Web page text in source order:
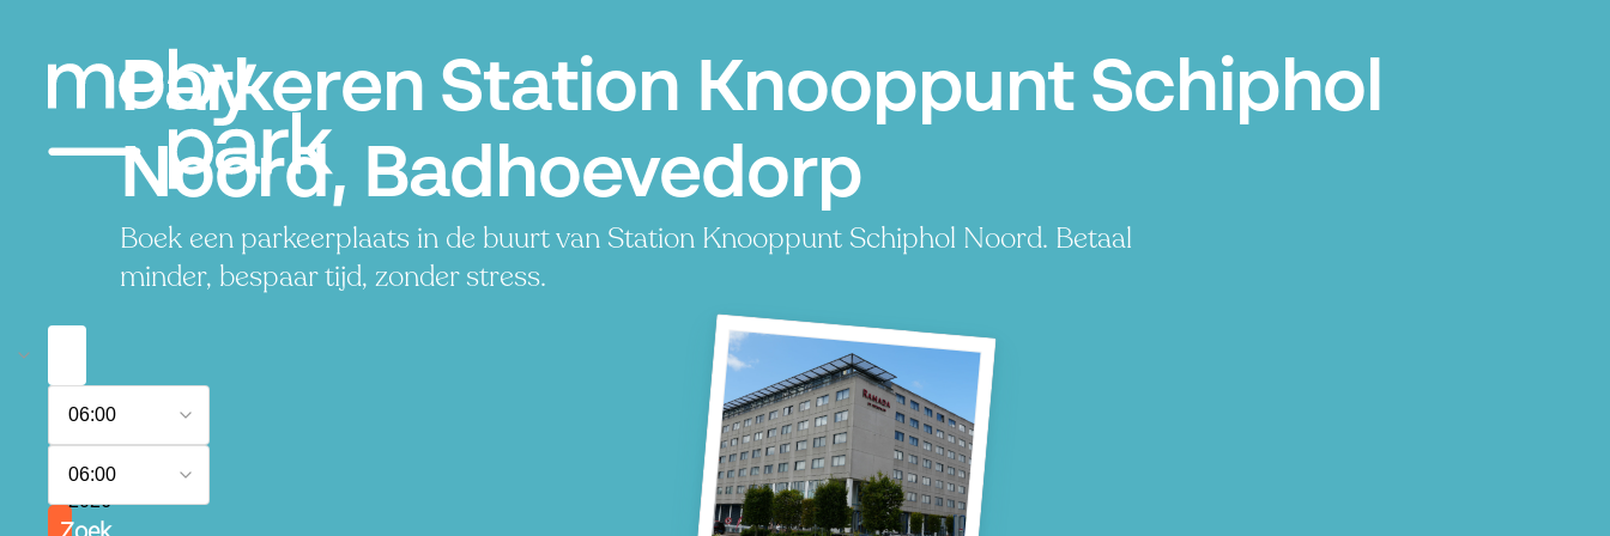
Parkeren Station Knooppunt Schiphol
Noord, Badhoevedorp
Boek een parkeerplaats in de buurt van Station Knooppunt Schiphol Noord. Betaal
minder, bespaar tijd, zonder stress.
augustus
2026
06:00
augustus
2026
06:00